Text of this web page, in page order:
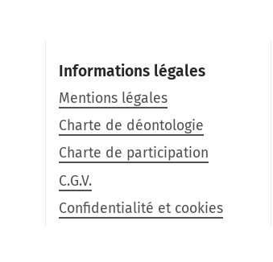
Informations légales
Mentions légales
Charte de déontologie
Charte de participation
C.G.V.
Confidentialité et cookies